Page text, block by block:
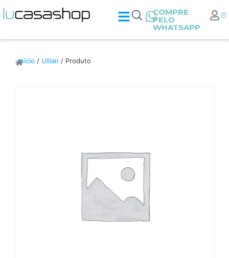
COMPRE
PELO
WHATSAPP
Início / Ullian / Produto